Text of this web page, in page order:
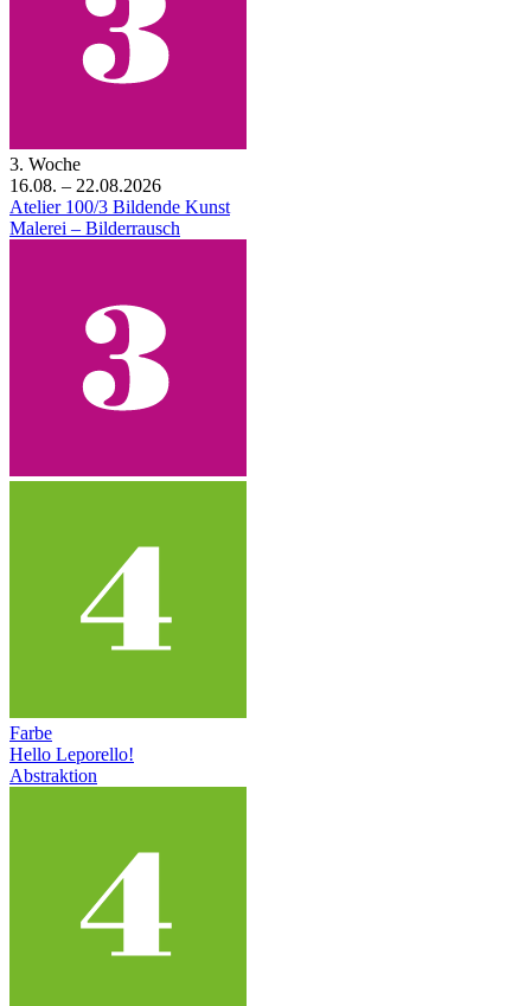
3. Woche
16.08. – 22.08.2026
Atelier 100/3 Bildende Kunst
Malerei – Bilderrausch
Farbe
Hello Leporello!
Abstraktion